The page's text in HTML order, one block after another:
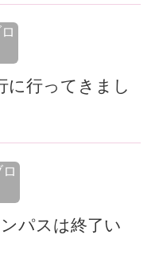
行ってきまし
パスは終了い